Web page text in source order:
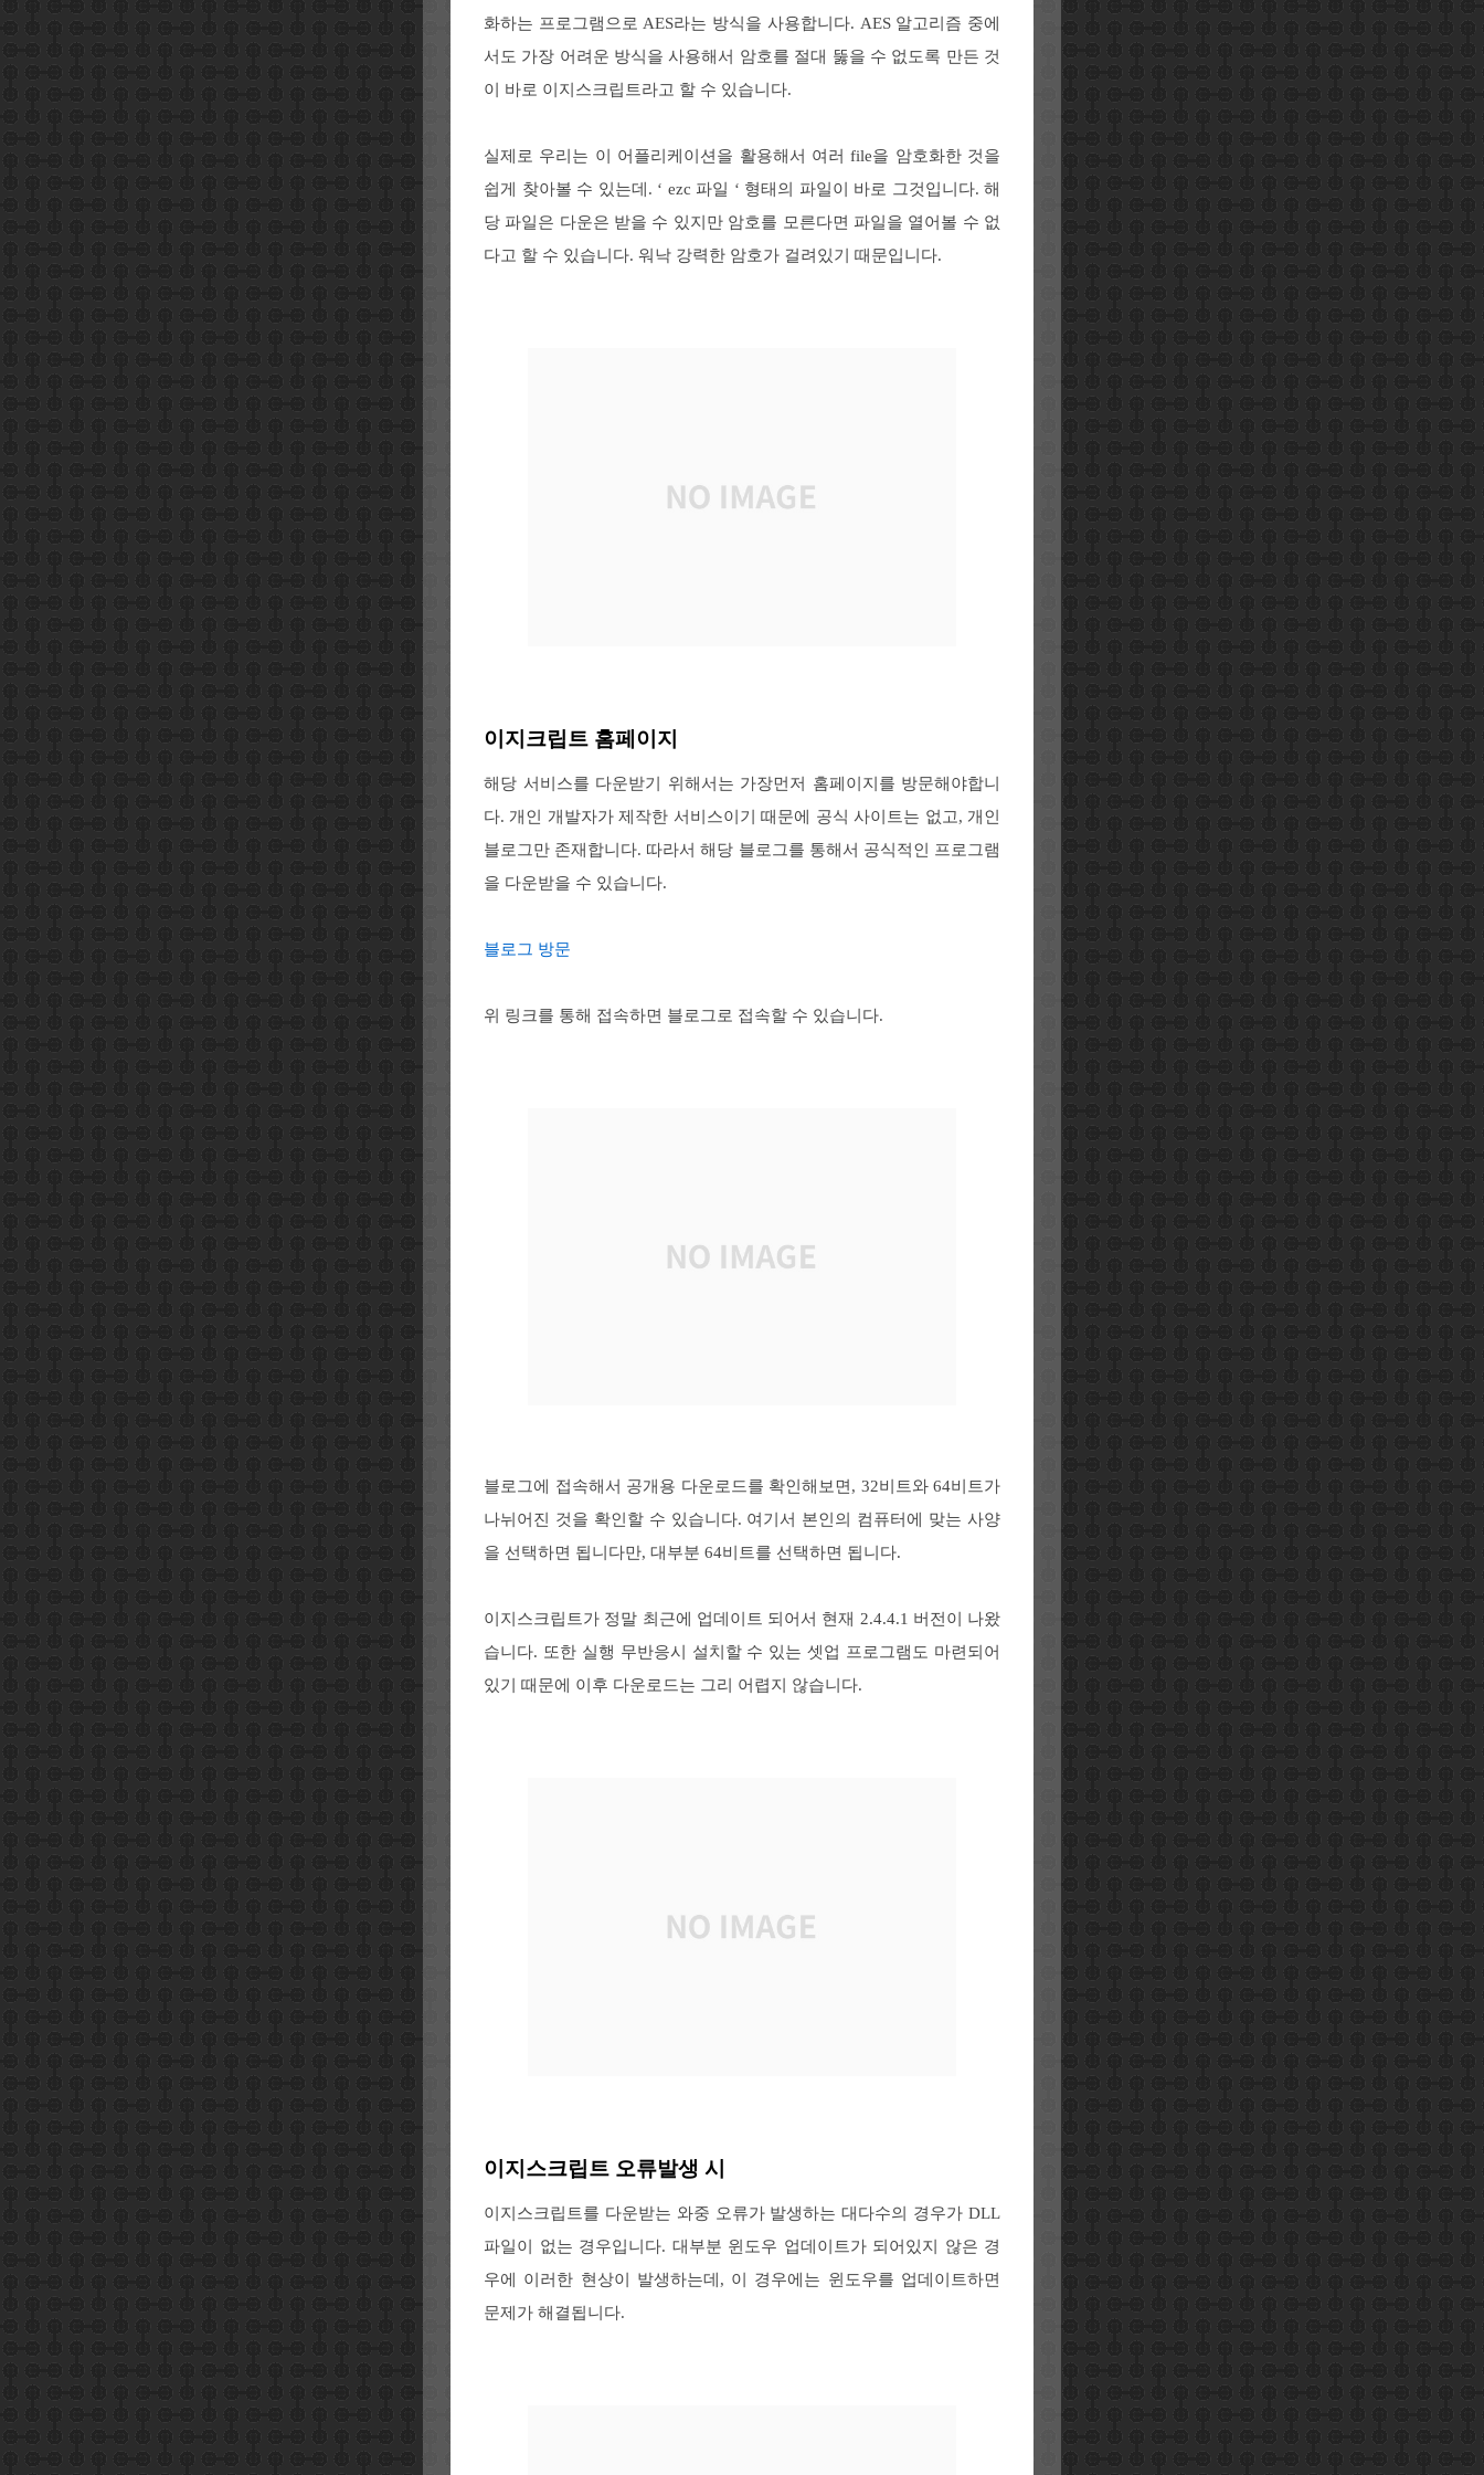
화하는 프로그램으로 AES라는 방식을 사용합니다. AES 알고리즘 중에
서도 가장 어려운 방식을 사용해서 암호를 절대 뚫을 수 없도록 만든 것
이 바로 이지스크립트라고 할 수 있습니다.
실제로 우리는 이 어플리케이션을 활용해서 여러 file을 암호화한 것을
쉽게 찾아볼 수 있는데. ‘ ezc 파일 ‘ 형태의 파일이 바로 그것입니다. 해
당 파일은 다운은 받을 수 있지만 암호를 모른다면 파일을 열어볼 수 없
다고 할 수 있습니다. 워낙 강력한 암호가 걸려있기 때문입니다.
이지크립트 홈페이지
해당 서비스를 다운받기 위해서는 가장먼저 홈페이지를 방문해야합니
다. 개인 개발자가 제작한 서비스이기 때문에 공식 사이트는 없고, 개인
블로그만 존재합니다. 따라서 해당 블로그를 통해서 공식적인 프로그램
을 다운받을 수 있습니다.
블로그 방문
위 링크를 통해 접속하면 블로그로 접속할 수 있습니다.
블로그에 접속해서 공개용 다운로드를 확인해보면, 32비트와 64비트가
나뉘어진 것을 확인할 수 있습니다. 여기서 본인의 컴퓨터에 맞는 사양
을 선택하면 됩니다만, 대부분 64비트를 선택하면 됩니다.
이지스크립트가 정말 최근에 업데이트 되어서 현재 2.4.4.1 버전이 나왔
습니다. 또한 실행 무반응시 설치할 수 있는 셋업 프로그램도 마련되어
있기 때문에 이후 다운로드는 그리 어렵지 않습니다.
이지스크립트 오류발생 시
이지스크립트를 다운받는 와중 오류가 발생하는 대다수의 경우가 DLL
파일이 없는 경우입니다. 대부분 윈도우 업데이트가 되어있지 않은 경
우에 이러한 현상이 발생하는데, 이 경우에는 윈도우를 업데이트하면
문제가 해결됩니다.